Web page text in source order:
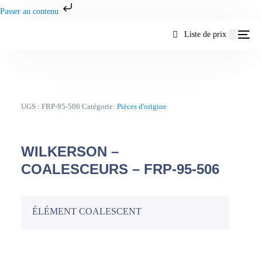
Passer au contenu
Liste de prix
UGS :FRP-95-506 Catégorie:Pièces d'origine
WILKERSON –
COALESCEURS – FRP-95-506
ÉLÉMENT COALESCENT